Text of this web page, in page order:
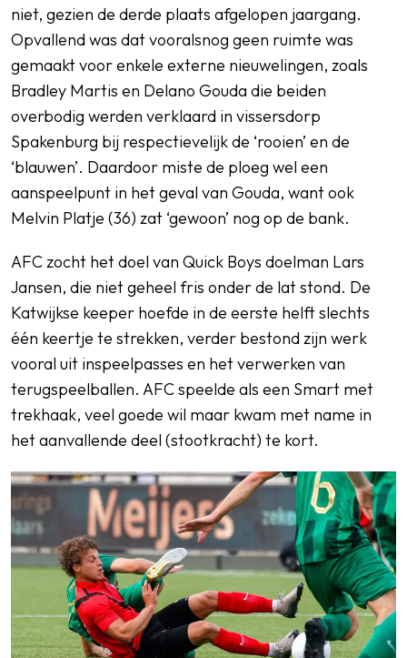
niet, gezien de derde plaats afgelopen jaargang.
Opvallend was dat vooralsnog geen ruimte was
gemaakt voor enkele externe nieuwelingen, zoals
Bradley Martis en Delano Gouda die beiden
overbodig werden verklaard in vissersdorp
Spakenburg bij respectievelijk de ‘rooien’ en de
‘blauwen’. Daardoor miste de ploeg wel een
aanspeelpunt in het geval van Gouda, want ook
Melvin Platje (36) zat ‘gewoon’ nog op de bank.
AFC zocht het doel van Quick Boys doelman Lars
Jansen, die niet geheel fris onder de lat stond. De
Katwijkse keeper hoefde in de eerste helft slechts
één keertje te strekken, verder bestond zijn werk
vooral uit inspeelpasses en het verwerken van
terugspeelballen. AFC speelde als een Smart met
trekhaak, veel goede wil maar kwam met name in
het aanvallende deel (stootkracht) te kort.